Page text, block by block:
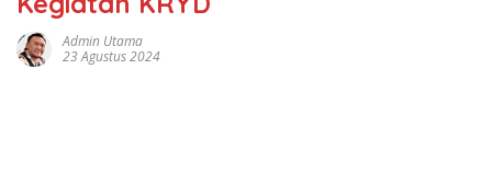
Admin Utama
23 Agustus 2024